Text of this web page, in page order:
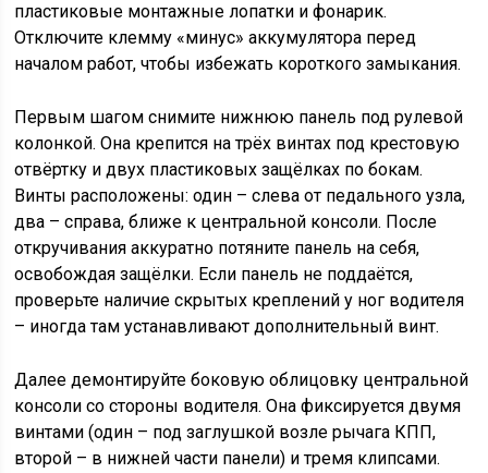
пластиковые монтажные лопатки и фонарик.
Отключите клемму «минус» аккумулятора перед
началом работ, чтобы избежать короткого замыкания.
Первым шагом снимите нижнюю панель под рулевой
колонкой. Она крепится на трёх винтах под крестовую
отвёртку и двух пластиковых защёлках по бокам.
Винты расположены: один – слева от педального узла,
два – справа, ближе к центральной консоли. После
откручивания аккуратно потяните панель на себя,
освобождая защёлки. Если панель не поддаётся,
проверьте наличие скрытых креплений у ног водителя
– иногда там устанавливают дополнительный винт.
Далее демонтируйте боковую облицовку центральной
консоли со стороны водителя. Она фиксируется двумя
винтами (один – под заглушкой возле рычага КПП,
второй – в нижней части панели) и тремя клипсами.